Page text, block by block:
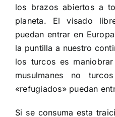
los brazos abiertos a
planeta. El visado
puedan entrar en
la puntilla a nuestro
los turcos es
musulmanes no
«refugiados» puedan
Si se consuma esta